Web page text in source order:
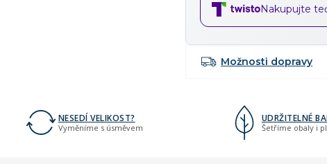
Nakupujte
Možnosti dopravy
NESEDÍ VELIKOST?
Vyměníme s úsměvem
UDRŽITELNÉ
Šetříme obaly i